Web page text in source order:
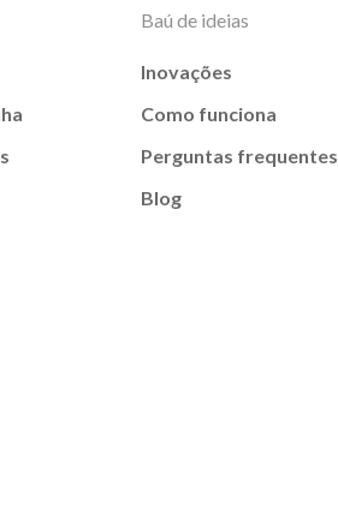
Baú de ideias
Inovações
Como funciona
Perguntas frequentes
Blog